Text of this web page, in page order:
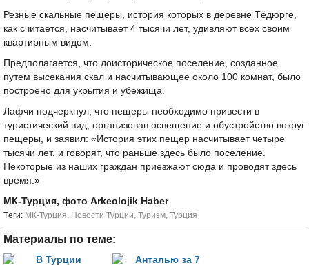
Резные скальные пещеры, история которых в деревне Тёдюрге,
как считается, насчитывает 4 тысячи лет, удивляют всех своим
квартирным видом.
Предполагается, что доисторическое поселение, созданное
путем высекания скал и насчитывающее около 100 комнат, было
построено для укрытия и убежища.
Лафчи подчеркнул, что пещеры необходимо привести в
туристический вид, организовав освещение и обустройство вокруг
пещеры, и заявил: «История этих пещер насчитывает четыре
тысячи лет, и говорят, что раньше здесь было поселение.
Некоторые из наших граждан приезжают сюда и проводят здесь
время.»
МК-Турция, фото Arkeolojik Haber
Tеги: МК-Турция, Новости Турции, Туризм, Турция
Материалы по теме: